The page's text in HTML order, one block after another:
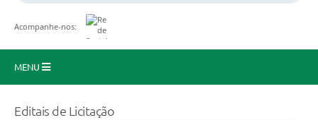
Acompanhe-nos:
MENU
Editais de Licitação